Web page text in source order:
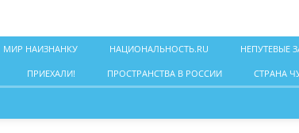
МИР НАИЗНАНКУ НАЦИОНАЛЬНОСТЬ.RU НЕПУТЕВЫЕ
ПРИЕХАЛИ! ПРОСТРАНСТВА В РОССИИ СТРАНА